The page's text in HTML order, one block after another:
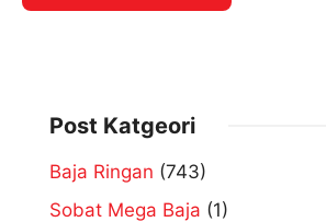
Post Katgeori
Baja Ringan (743)
Sobat Mega Baja (1)